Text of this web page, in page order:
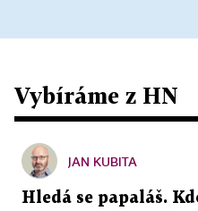
Vybíráme z HN
JAN KUBITA
Hledá se papaláš.